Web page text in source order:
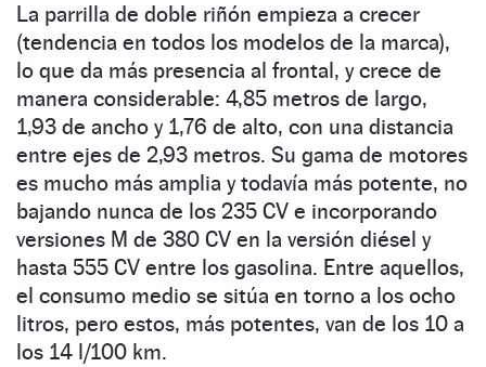
La parrilla de doble riñón empieza a crecer
(tendencia en todos los modelos de la marca),
lo que da más presencia al frontal, y crece de
manera considerable: 4,85 metros de largo,
1,93 de ancho y 1,76 de alto, con una distancia
entre ejes de 2,93 metros. Su gama de motores
es mucho más amplia y todavía más potente, no
bajando nunca de los 235 CV e incorporando
versiones M de 380 CV en la versión diésel y
hasta 555 CV entre los gasolina. Entre aquellos,
el consumo medio se sitúa en torno a los ocho
litros, pero estos, más potentes, van de los 10 a
los 14 l/100 km.